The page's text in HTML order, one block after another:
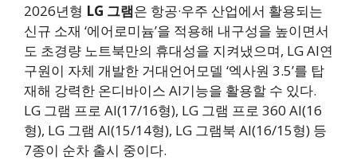
2026년형 LG 그램은 항공·우주 산업에서 활용되는
신규 소재 ‘에어로미늄’을 적용해 내구성을 높이면서
도 초경량 노트북만의 휴대성을 지켜냈으며, LG AI연
구원이 자체 개발한 거대언어모델 ‘엑사원 3.5’를 탑
재해 강력한 온디바이스 AI기능을 활용할 수 있다.
LG 그램 프로 AI(17/16형), LG 그램 프로 360 AI(16
형), LG 그램 AI(15/14형), LG 그램북 AI(16/15형) 등
7종이 순차 출시 중이다.